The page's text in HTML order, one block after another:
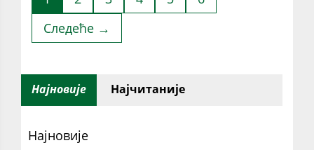
Следеће →
Најновије Најчитаније
Најновије